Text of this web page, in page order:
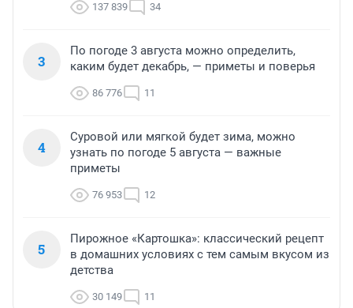
137 839 34
3
По погоде 3 августа можно определить,
каким будет декабрь, — приметы и поверья
86 776 11
4
Суровой или мягкой будет зима, можно
узнать по погоде 5 августа — важные
приметы
76 953 12
5
Пирожное «Картошка»: классический рецепт
в домашних условиях с тем самым вкусом из
детства
30 149 11